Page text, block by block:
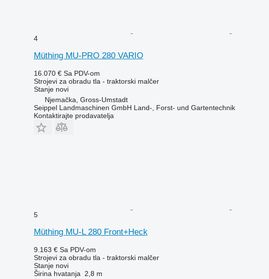
4
Müthing MU-PRO 280 VARIO
16.070 € Sa PDV-om
Strojevi za obradu tla - traktorski malčer
Stanjenovi
Njemačka, Gross-Umstadt
Seippel Landmaschinen GmbH Land-, Forst- und Gartentechnik
Kontaktirajte prodavatelja
5
Müthing MU-L 280 Front+Heck
9.163 € Sa PDV-om
Strojevi za obradu tla - traktorski malčer
Stanjenovi
Širina hvatanja
2,8 m